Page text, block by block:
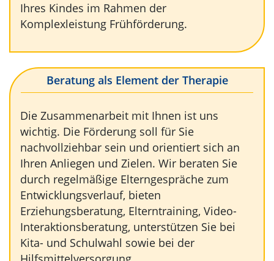
Ihres Kindes im Rahmen der
Komplexleistung Frühförderung.
Beratung als Element der Therapie
Die Zusammenarbeit mit Ihnen ist uns
wichtig. Die Förderung soll für Sie
nachvollziehbar sein und orientiert sich an
Ihren Anliegen und Zielen. Wir beraten Sie
durch regelmäßige Elterngespräche zum
Entwicklungsverlauf, bieten
Erziehungsberatung, Elterntraining, Video-
Interaktionsberatung, unterstützen Sie bei
Kita- und Schulwahl sowie bei der